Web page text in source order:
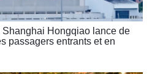
Shanghai Hongqiao lance de
passagers entrants et en